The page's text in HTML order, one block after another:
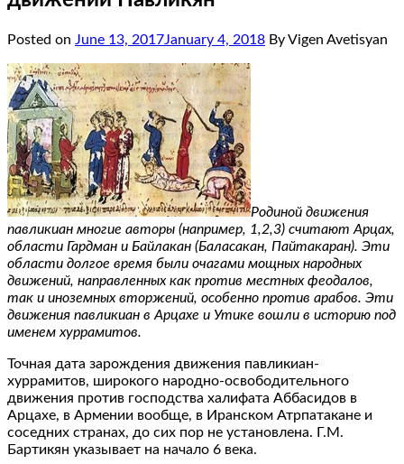
Posted on June 13, 2017January 4, 2018 By Vigen Avetisyan
Родиной движения
павликиан многие авторы (например, 1,2,3) считают Арцах,
области Гардман и Байлакан (Баласакан, Пайтакаран). Эти
области долгое время были очагами мощных народных
движений, направленных как против местных феодалов,
так и иноземных вторжений, особенно против арабов. Эти
движения павликиан в Арцахе и Утике вошли в историю под
именем хуррамитов.
Точная дата зарождения движения павликиан-
хуррамитов, широкого народно-освободительного
движения против господства халифата Аббасидов в
Арцахе, в Армении вообще, в Иранском Атрпатакане и
соседних странах, до сих пор не установлена. Г.М.
Бартикян указывает на начало 6 века.